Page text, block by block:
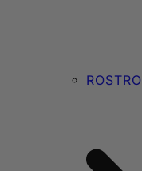
ROSTRO